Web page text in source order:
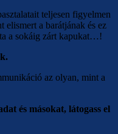
teljesen figyelmen
a barátjának és ez
a sokáig zárt kapukat…!
az olyan, mint a
és másokat, látogass el